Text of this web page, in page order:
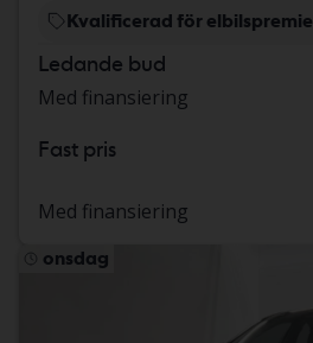
Kvalificerad för elbilspremie
Ledande bud
Med finansiering
Fast pris
Med finansiering
onsdag